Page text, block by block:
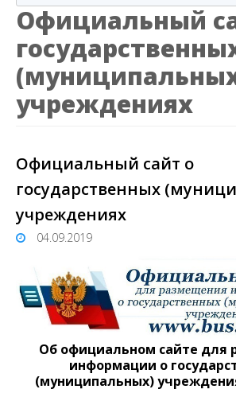
Официальный
учреждениях
Официальный сайт о
государственных
учреждениях
04.09.2019
Об официальном сайте для
информации о
(муниципальных)